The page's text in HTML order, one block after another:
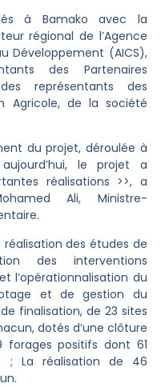
à Bamako avec la
régional de l’Agence
Développement (AICS),
des Partenaires
représentants des
Agricole, de la société
du projet, déroulée à
le projet a
réalisations >>, a
Ali, Ministre-
des études de
des interventions
l’opérationnalisation du
et de gestion du
finalisation, de 23 sites
dotés d’une clôture
forages positifs dont 61
; La réalisation de 46